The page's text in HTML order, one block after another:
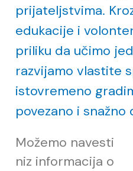
prijateljstvima.
edukacije i
priliku da učimo
razvijamo vlastite
istovremeno
povezano i snažno
Možemo navesti
niz informacija o